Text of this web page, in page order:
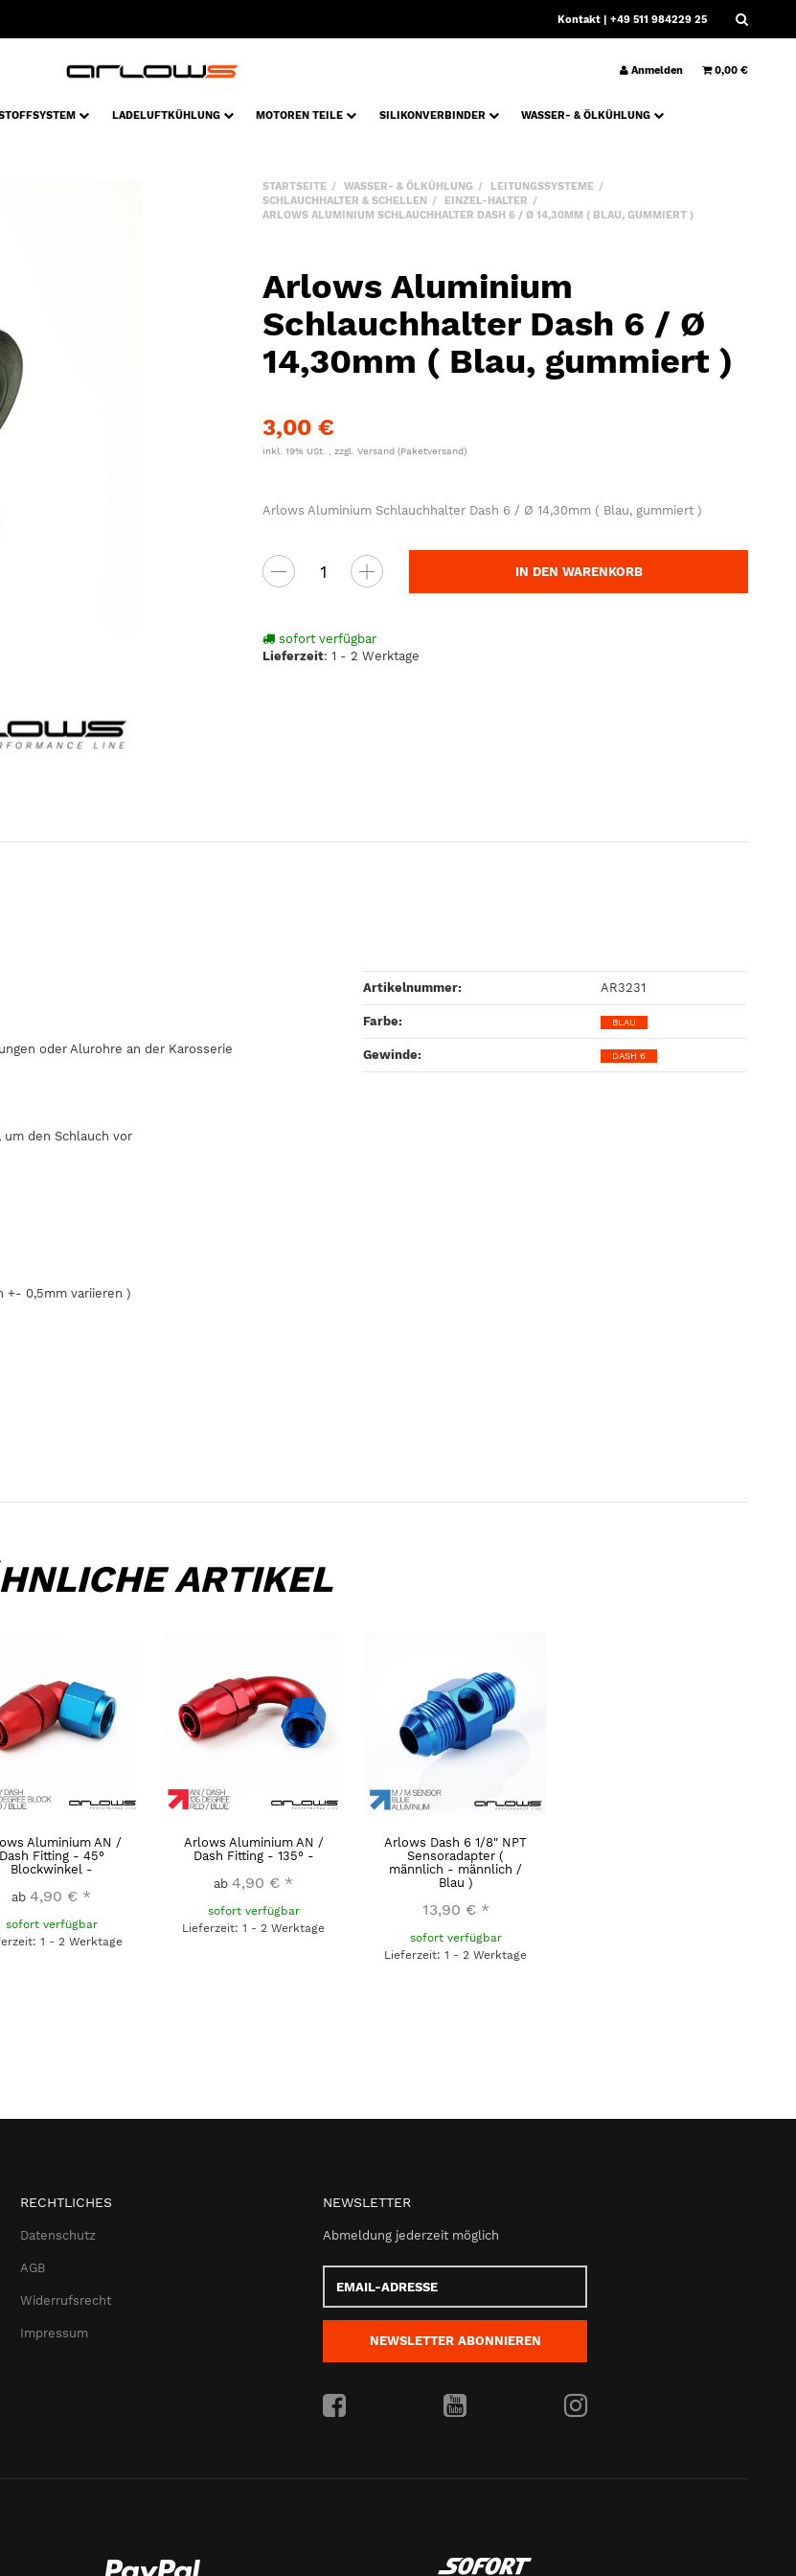
Kontakt | +49 511 984229 25
Anmelden 0,00 €
LADELUFTKÜHLUNG MOTOREN TEILE SILIKONVERBINDER
WASSER- & ÖLKÜHLUNG
STARTSEITE WASSER- & ÖLKÜHLUNG
LEITUNGSSYSTEME
SCHLAUCHHALTER & SCHELLEN
EINZEL-HALTER
ARLOWS ALUMINIUM SCHLAUCHHALTER DASH 6 / Ø 14,30MM ( BLAU, GUMMIERT )
Arlows Aluminium
Schlauchhalter Dash 6 / Ø
14,30mm ( Blau, gummiert )
3,00 €
inkl. 19% USt. , zzgl.Versand(Paketversand)
Arlows Aluminium Schlauchhalter Dash 6 / Ø 14,30mm ( Blau, gummiert )
IN DEN WARENKORB
sofort verfügbar
Lieferzeit:1 - 2 Werktage
oder Alurohre an der Karosserie
den Schlauch vor
+- 0,5mm variieren )
Artikelnummer: AR3231
Farbe‍: BLAU
Gewinde‍: DASH 6
ARTIKEL
Aluminium AN /
Dash Fitting - 45°
Blockwinkel -
ab 4,90 € *
sofort verfügbar
1 - 2 Werktage
Arlows Aluminium AN /
Dash Fitting - 135° -
ab 4,90 € *
sofort verfügbar
Lieferzeit: 1 - 2 Werktage
Arlows Dash 6 1/8" NPT
Sensoradapter (
männlich - männlich /
Blau )
13,90 € *
sofort verfügbar
Lieferzeit: 1 - 2 Werktage
RECHTLICHES
Datenschutz
AGB
Widerrufsrecht
Impressum
NEWSLETTER
Abmeldung jederzeit möglich
Adresse
NEWSLETTER ABONNIEREN